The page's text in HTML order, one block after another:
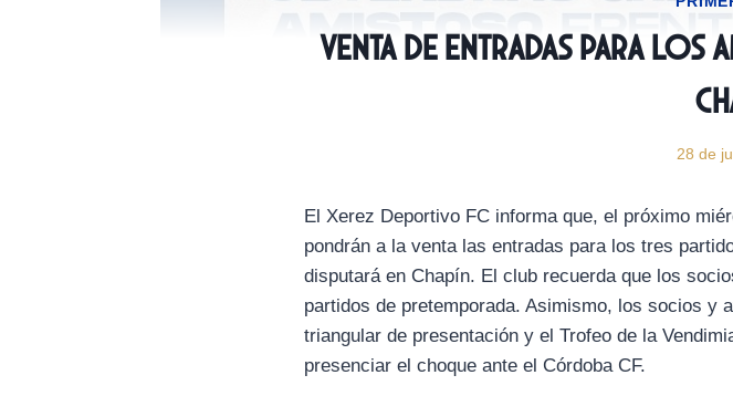
Venta de entradas para los
28 de
El Xerez Deportivo FC informa que, el próximo
pondrán a la venta las entradas para los tres
disputará en Chapín. El club recuerda que los
partidos de pretemporada. Asimismo, los socios y
triangular de presentación y el Trofeo de la
presenciar el choque ante el Córdoba CF.